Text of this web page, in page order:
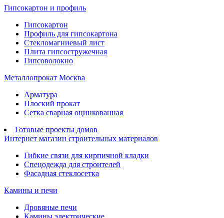
Гипсокартон и профиль
Гипсокартон
Профиль для гипсокартона
Стекломагниевый лист
Плита гипсостружечная
Гипсоволокно
Металлопрокат Москва
Арматура
Плоский прокат
Сетка сварная оцинкованная
Готовые проекты домов
Интернет магазин строительных материалов
Гибкие связи для кирпичной кладки
Спецодежда для строителей
Фасадная стеклосетка
Камины и печи
Дровяные печи